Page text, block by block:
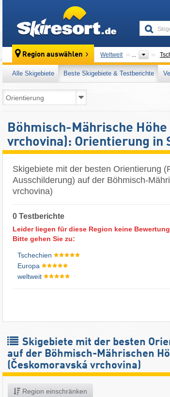
Region auswählen Weltweit ...
Alle Skigebiete Beste Skigebiete & Testberichte
Böhmisch-Mährische
vrchovina): Orientierung in
Skigebiete mit der besten Orientierung
Ausschilderung) auf der Böhmisch-
vrchovina)
0 Testberichte
Leider liegen für diese Region keine
Bitte gehen Sie zu:
Tschechien
Europa
weltweit
Skigebiete mit der besten
auf der Böhmisch-Mährischen
(Českomoravská vrchovina)
Region einschränken